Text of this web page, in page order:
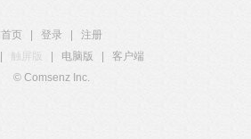
首页 登录
注册
触屏版 电脑版
客户端
© Comsenz Inc.